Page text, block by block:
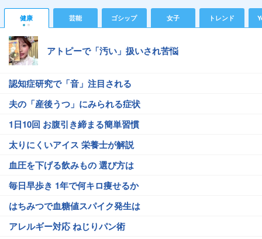
健康 芸能 ゴシップ 女子 トレンド
アトピーで「汚い」扱いされ苦悩
認知症研究で「音」注目される
夫の「産後うつ」にみられる症状
1日10回 お腹引き締まる簡単習慣
太りにくいアイス 栄養士が解説
血圧を下げる飲みもの 選び方は
毎日早歩き 1年で何キロ痩せるか
はちみつで血糖値スパイク発生は
アレルギー対応 ねじりパン術